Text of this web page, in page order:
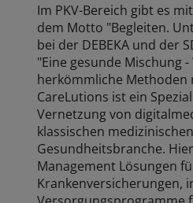
Im PKV-Bereich gibt es
dem Motto "Begleiten.
bei der DEBEKA und der
"Eine gesunde Mischung
herkömmliche Methoden
CareLutions ist ein
Vernetzung von
klassischen
Gesundheitsbranche.
Management Lösungen
Krankenversicherungen,